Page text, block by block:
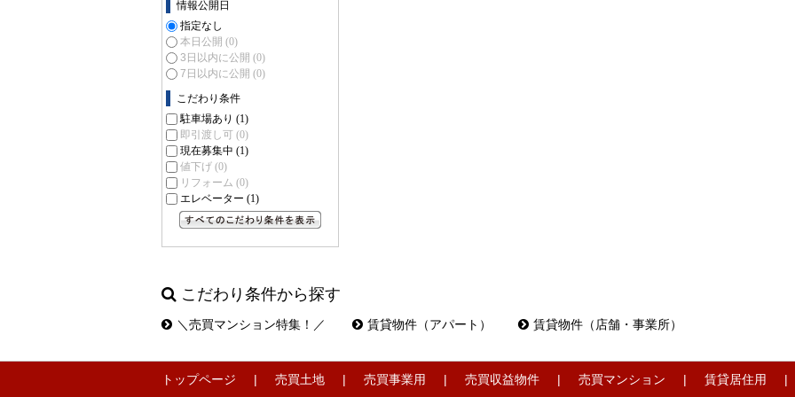
情報公開日
指定なし
本日公開 (0)
3日以内に公開 (0)
7日以内に公開 (0)
こだわり条件
駐車場あり (1)
即引渡し可 (0)
現在募集中 (1)
値下げ (0)
リフォーム (0)
エレベーター (1)
こだわり条件から探す
＼売買マンション特集！／ 賃貸物件（アパート） 賃貸物件（店舗・事業所）
トップページ 売買土地 売買事業用 売買収益物件 売買マンション 賃貸居住用